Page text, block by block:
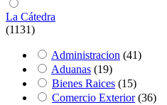
La Cátedra
(1131)
Administracion (41)
Aduanas (19)
Bienes Raices (15)
Comercio Exterior (36)